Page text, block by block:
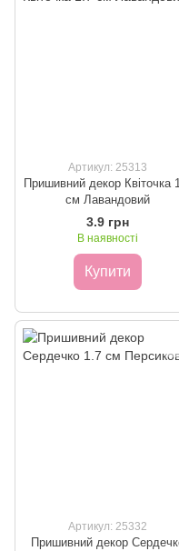
Артикул: 25313
Пришивний декор Квіточка
см Лавандовий
3.9 грн
В наявності
Купити
Артикул: 25332
Пришивний декор